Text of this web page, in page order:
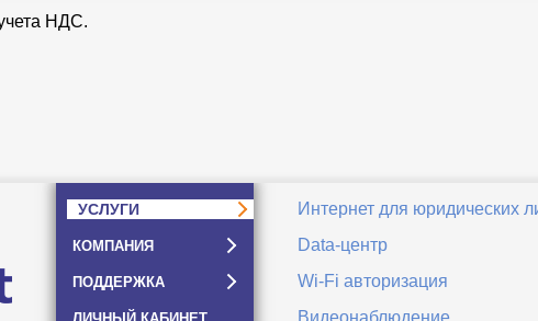
НДС.
УСЛУГИ
Интернет для юридических
Data-центр
Wi-Fi авторизация
Видеонаблюдение
КОМПАНИЯ
ПОДДЕРЖКА